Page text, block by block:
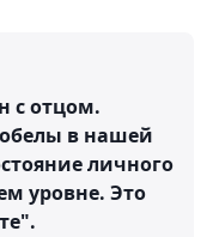
с отцом.
в нашей
личного
уровне. Это